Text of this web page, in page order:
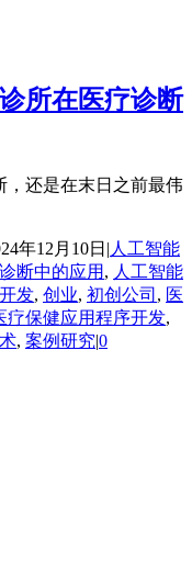
所在医疗诊断
，还是在末日之前最伟
年12月10日 | 人工智能
断中的应用 , 人工智能
发, 创业, 初创公司 , 医
疗保健应用程序开发,
, 案例研究|0